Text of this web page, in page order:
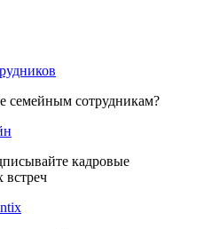
семейным сотрудникам?
кадровые
встреч